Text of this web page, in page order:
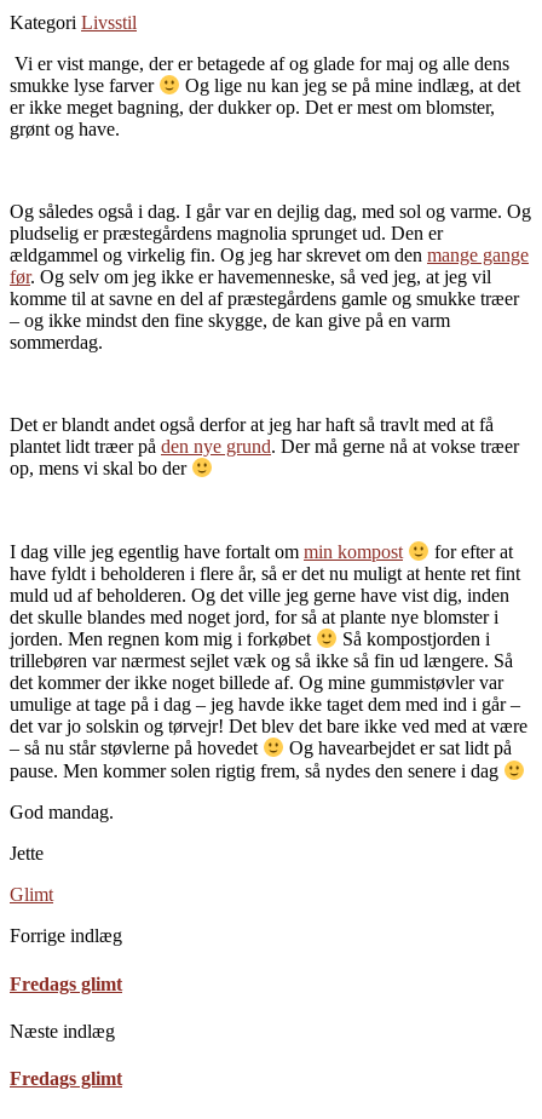
Kategori Livsstil
Vi er vist mange, der er betagede af og glade for maj og alle dens
smukke lyse farver
Og lige nu kan jeg se på mine indlæg, at det
er ikke meget bagning, der dukker op. Det er mest om blomster,
grønt og have.
Og således også i dag. I går var en dejlig dag, med sol og varme. Og
pludselig er præstegårdens magnolia sprunget ud. Den er
ældgammel og virkelig fin. Og jeg har skrevet om den mange gange
før. Og selv om jeg ikke er havemenneske, så ved jeg, at jeg vil
komme til at savne en del af præstegårdens gamle og smukke træer
– og ikke mindst den fine skygge, de kan give på en varm
sommerdag.
Det er blandt andet også derfor at jeg har haft så travlt med at få
plantet lidt træer på den nye grund. Der må gerne nå at vokse træer
op, mens vi skal bo der
I dag ville jeg egentlig have fortalt om min kompost
for efter at
have fyldt i beholderen i flere år, så er det nu muligt at hente ret fint
muld ud af beholderen. Og det ville jeg gerne have vist dig, inden
det skulle blandes med noget jord, for så at plante nye blomster i
jorden. Men regnen kom mig i forkøbet
Så kompostjorden i
trillebøren var nærmest sejlet væk og så ikke så fin ud længere. Så
det kommer der ikke noget billede af. Og mine gummistøvler var
umulige at tage på i dag – jeg havde ikke taget dem med ind i går –
det var jo solskin og tørvejr! Det blev det bare ikke ved med at være
– så nu står støvlerne på hovedet
Og havearbejdet er sat lidt på
pause. Men kommer solen rigtig frem, så nydes den senere i dag
God mandag.
Jette
Glimt
Forrige indlæg
Fredags glimt
Næste indlæg
Fredags glimt